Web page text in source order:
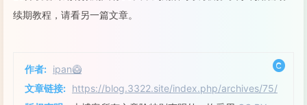
续期教程，请看另一篇文章。
作者: ipan🥝
文章链接: https://blog.3322.site/index.php/archives/75/